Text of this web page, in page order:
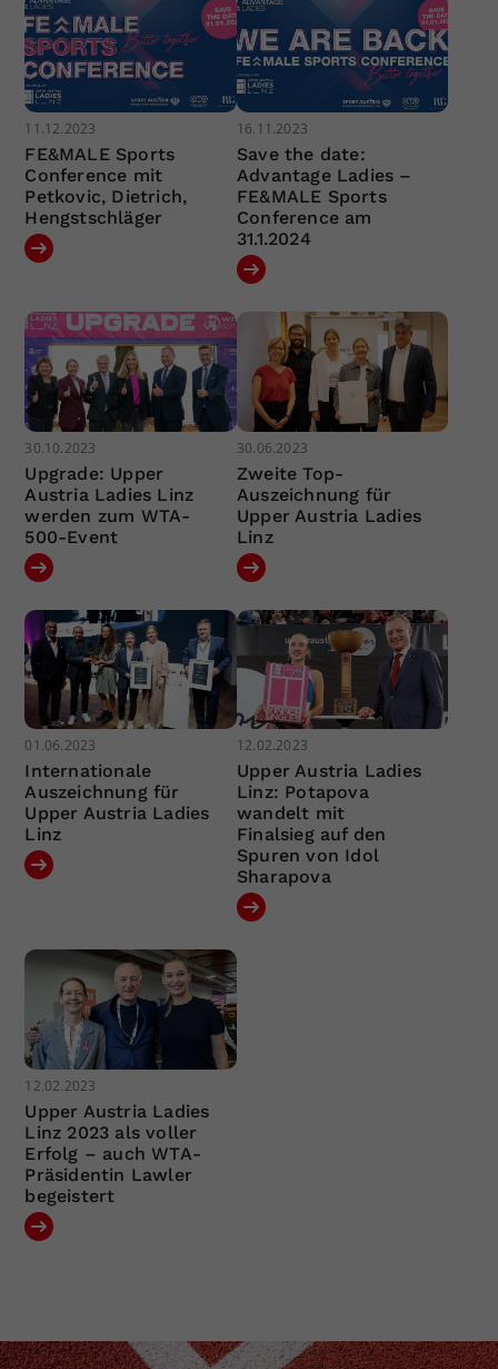
11.12.2023
FE&MALE Sports
Conference mit
Petkovic, Dietrich,
Hengstschläger
16.11.2023
Save the date:
Advantage Ladies –
FE&MALE Sports
Conference am
31.1.2024
30.10.2023
Upgrade: Upper
Austria Ladies Linz
werden zum WTA-
500-Event
30.06.2023
Zweite Top-
Auszeichnung für
Upper Austria Ladies
Linz
01.06.2023
Internationale
Auszeichnung für
Upper Austria Ladies
Linz
12.02.2023
Upper Austria Ladies
Linz: Potapova
wandelt mit
Finalsieg auf den
Spuren von Idol
Sharapova
12.02.2023
Upper Austria Ladies
Linz 2023 als voller
Erfolg – auch WTA-
Präsidentin Lawler
begeistert